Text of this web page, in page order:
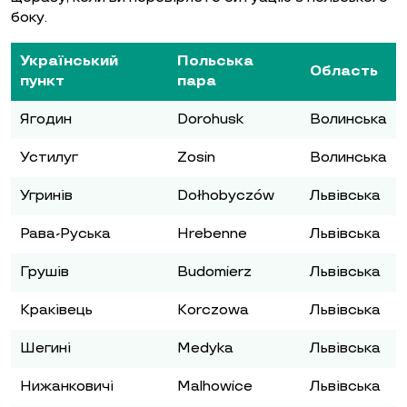
боку.
Український
пункт
Польська
пара
Область
Ягодин Dorohusk Волинська
Устилуг Zosin Волинська
Угринів Dołhobyczów Львівська
Рава-Руська Hrebenne Львівська
Грушів Budomierz Львівська
Краківець Korczowa Львівська
Шегині Medyka Львівська
Нижанковичі Malhowice Львівська